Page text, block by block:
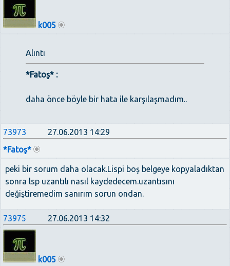
k005
Alıntı
*Fatoş* :
daha önce böyle bir hata ile karşılaşmadım..
73973
27.06.2013 14:29
*Fatoş*
peki bir sorum daha olacak.Lispi boş belgeye kopyaladıktan
sonra lsp uzantılı nasıl kaydedecem.uzantısını
değiştiremedim sanırım sorun ondan.
73975 27.06.2013 14:32
k005